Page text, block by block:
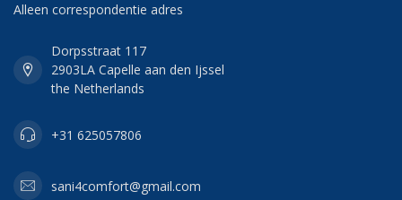
Alleen correspondentie adres
Dorpsstraat 117
2903LA Capelle aan den Ijssel
the Netherlands
+31 625057806
sani4comfort@gmail.com